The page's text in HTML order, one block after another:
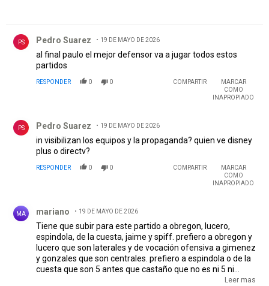
PS Pedro Suarez 19 DE MAYO DE 2026
al final paulo el mejor defensor va a jugar todos estos
partidos
RESPONDER 0 0 COMPARTIR
MARCAR
COMO
INAPROPIADO
PS Pedro Suarez 19 DE MAYO DE 2026
in visibilizan los equipos y la propaganda? quien ve disney
plus o directv?
RESPONDER 0 0 COMPARTIR
MARCAR
COMO
INAPROPIADO
MA mariano 19 DE MAYO DE 2026
Tiene que subir para este partido a obregon, lucero,
espindola, de la cuesta, jaime y spiff. prefiero a obregon y
lucero que son laterales y de vocación ofensiva a gimenez
y gonzales que son centrales. prefiero a espindola o de la
cuesta que son 5 antes que castaño que no es ni 5 ni
interno. o por lo menos no rindió en ningún puesto.prefiero
Leer mas